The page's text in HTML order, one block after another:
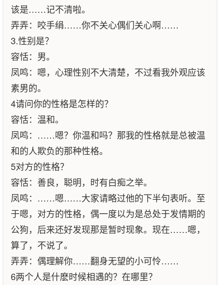
该是……记不清啦。
弄弄：咬手绢……你不关心偶们关心啊……
3.性别是？
容恬：男。
凤鸣：嗯，心理性别不大清楚，不过看我外观应该
素男的。
4请问你的性格是怎样的？
容恬：温和。
凤鸣：……嗯？你温和吗？那我的性格就是总被温
和的人欺负的那种性格。
5对方的性格？
容恬：善良，聪明，时有白痴之举。
凤鸣：……嗯……大家请略过他的下半句表听。至
于嗯，对方的性格，偶一度以为是总处于发情期的
公狗，后来还好发现那是暂时现象。现在……嗯，
算了，不说了。
弄弄：偶理解你……翻身无望的小可怜……
6两个人是什麽时候相遇的？在哪里？